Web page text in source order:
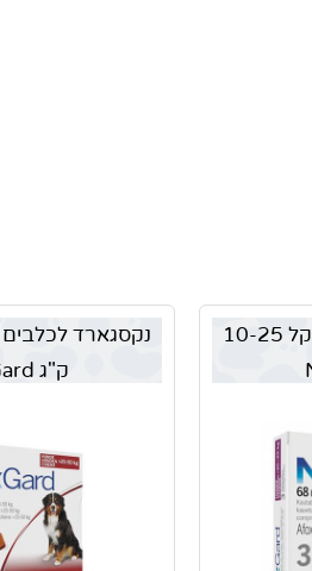
נקסגארד לכלבים במשקל 10-25
ק"ג NexGard